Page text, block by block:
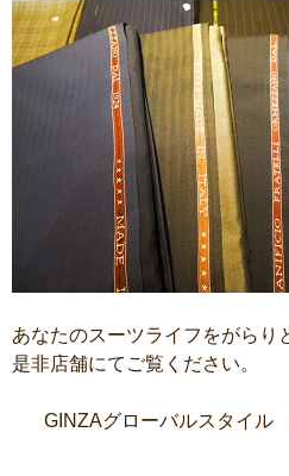
あなたのスーツライフをがらり
是非店舗にてご覧ください。
GINZAグローバルスタイ